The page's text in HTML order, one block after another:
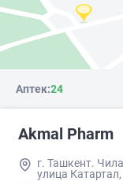
Аптек:24
Akmal Pharm
г. Ташкент.
улица